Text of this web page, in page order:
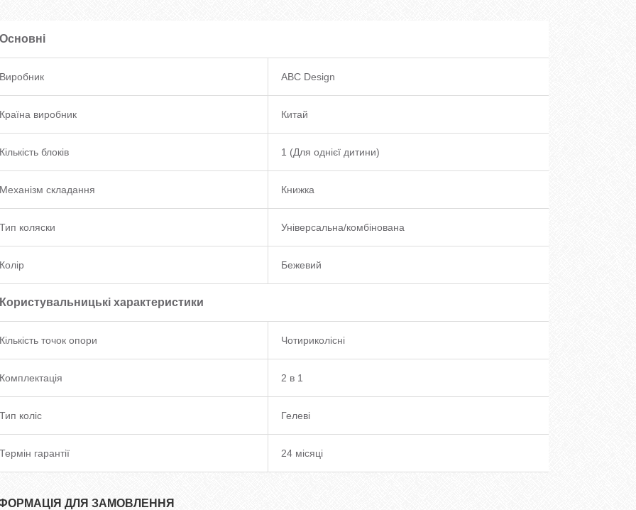
Основні
Виробник ABC Design
Країна виробник Китай
Кількість блоків 1 (Для однієї дитини)
Механізм складання Книжка
Тип коляски Універсальна/комбінована
Колір Бежевий
Користувальницькі характеристики
Кількість точок опори Чотириколісні
Комплектація 2 в 1
Тип коліс Гелеві
Термін гарантії 24 місяці
ДЛЯ ЗАМОВЛЕННЯ